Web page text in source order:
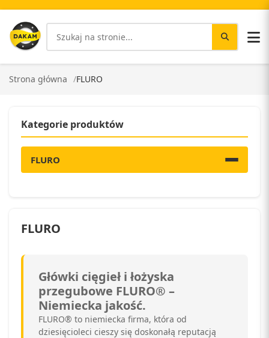
Strona główna FLURO
Kategorie produktów
FLURO
FLURO
Główki cięgieł i łożyska
przegubowe FLURO® –
Niemiecka jakość.
FLURO® to niemiecka firma, która od
dziesięcioleci cieszy się doskonałą reputacją